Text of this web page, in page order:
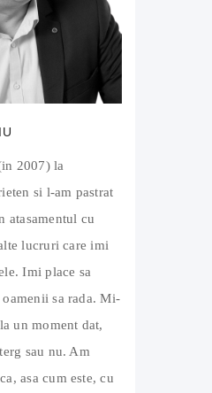
2007) la
si l-am pastrat
atasamentul cu
lucruri care imi
Imi place sa
oamenii sa rada. Mi-
un moment dat,
sau nu. Am
asa cum este, cu